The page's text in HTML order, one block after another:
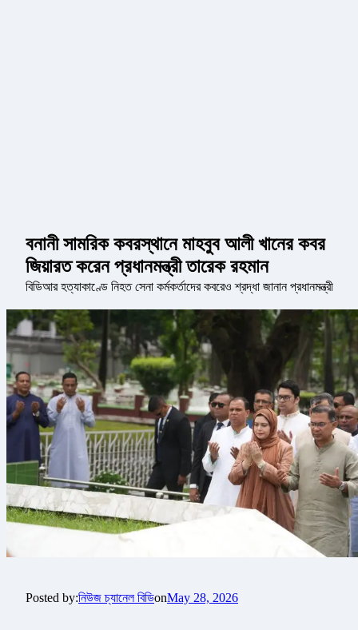
বনানী সামরিক কবরস্থানে মাহবুব আলী খানের কবর
জিয়ারত করেন প্রধানমন্ত্রী তারেক রহমান
বিডিআর হত্যাকাণ্ডে নিহত সেনা কর্মকর্তাদের কবরেও শ্রদ্ধা জানান প্রধানমন্ত্রী
Posted by:নিউজ চ্যানেল বিডিonMay 28, 2026